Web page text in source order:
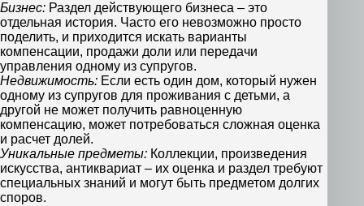
Бизнес: Раздел действующего бизнеса – это
отдельная история. Часто его невозможно просто
поделить, и приходится искать варианты
компенсации, продажи доли или передачи
управления одному из супругов.
Недвижимость: Если есть один дом, который нужен
одному из супругов для проживания с детьми, а
другой не может получить равноценную
компенсацию, может потребоваться сложная оценка
и расчет долей.
Уникальные предметы: Коллекции, произведения
искусства, антиквариат – их оценка и раздел требуют
специальных знаний и могут быть предметом долгих
споров.